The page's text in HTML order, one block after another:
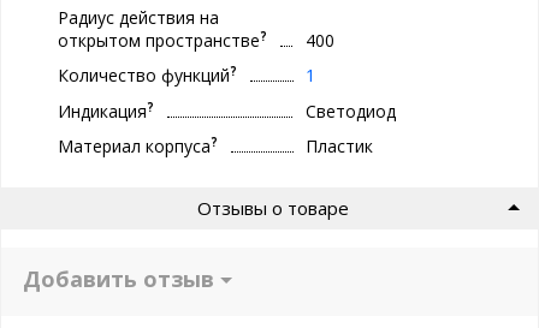
Радиус действия на
открытом пространстве?
400
Количество функций?
1
Индикация?
Светодиод
Материал корпуса? Пластик
Отзывы о товаре
Добавить отзыв